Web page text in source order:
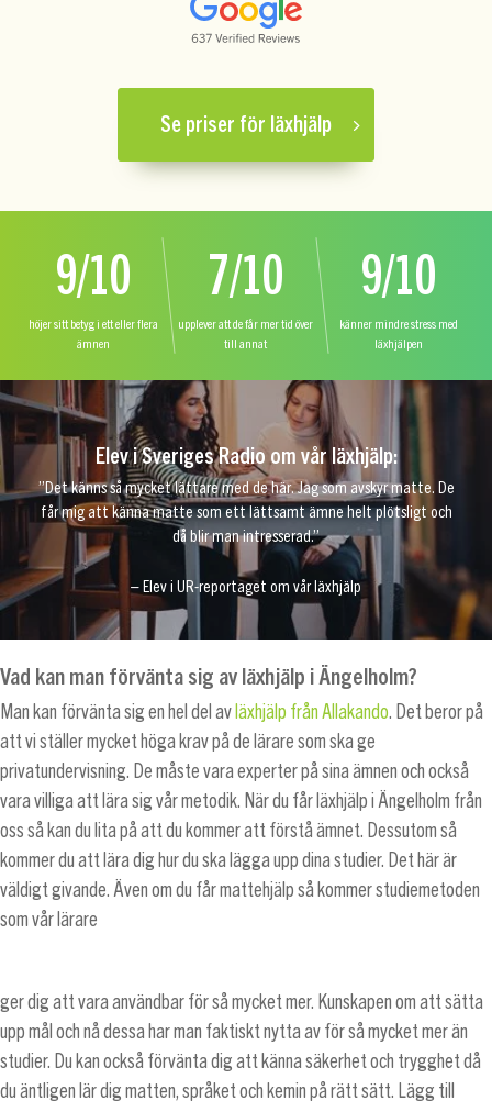
Se priser för läxhjälp
9/10
höjer sitt betyg i ett eller flera
ämnen
7/10
upplever att de får mer tid över
till annat
9/10
känner mindre stress med
läxhjälpen
Elev i Sveriges Radio om vår läxhjälp:
”Det känns så mycket lättare med de här. Jag som avskyr matte. De
får mig att känna matte som ett lättsamt ämne helt plötsligt och
då blir man intresserad.”
– Elev i UR-reportaget om vår läxhjälp
Vad kan man förvänta sig av läxhjälp i Ängelholm?
Man kan förvänta sig en hel del av läxhjälp från Allakando. Det beror på
att vi ställer mycket höga krav på de lärare som ska ge
privatundervisning. De måste vara experter på sina ämnen och också
vara villiga att lära sig vår metodik. När du får läxhjälp i Ängelholm från
oss så kan du lita på att du kommer att förstå ämnet. Dessutom så
kommer du att lära dig hur du ska lägga upp dina studier. Det här är
väldigt givande. Även om du får mattehjälp så kommer studiemetoden
som vår lärare
ger dig att vara användbar för så mycket mer. Kunskapen om att sätta
upp mål och nå dessa har man faktiskt nytta av för så mycket mer än
studier. Du kan också förvänta dig att känna säkerhet och trygghet då
du äntligen lär dig matten, språket och kemin på rätt sätt. Lägg till